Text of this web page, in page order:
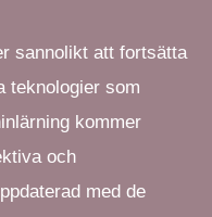
sannolikt att fortsätta
teknologier som
kommer
och
med de